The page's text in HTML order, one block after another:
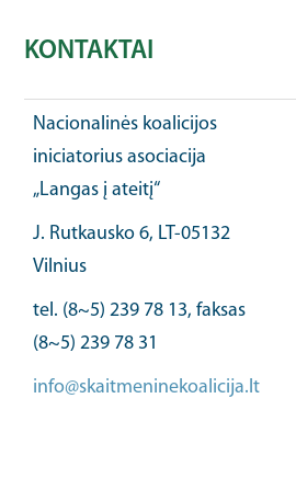
KONTAKTAI
Nacionalinės koalicijos
iniciatorius asociacija
„Langas į ateitį“
J. Rutkausko 6, LT-05132
Vilnius
tel. (8~5) 239 78 13, faksas
(8~5) 239 78 31
info@skaitmeninekoalicija.lt